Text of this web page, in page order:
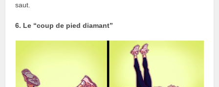
saut.
6. Le “coup de pied diamant”